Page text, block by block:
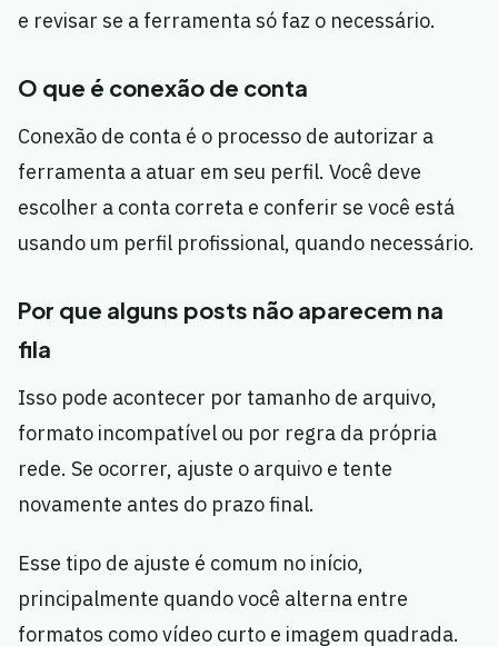
e revisar se a ferramenta só faz o necessário.
O que é conexão de conta
Conexão de conta é o processo de autorizar a
ferramenta a atuar em seu perfil. Você deve
escolher a conta correta e conferir se você está
usando um perfil profissional, quando necessário.
Por que alguns posts não aparecem na
fila
Isso pode acontecer por tamanho de arquivo,
formato incompatível ou por regra da própria
rede. Se ocorrer, ajuste o arquivo e tente
novamente antes do prazo final.
Esse tipo de ajuste é comum no início,
principalmente quando você alterna entre
formatos como vídeo curto e imagem quadrada.